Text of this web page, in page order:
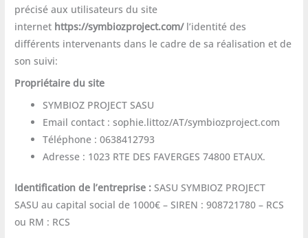
précisé aux utilisateurs du site
internet https://symbiozproject.com/l’identité des
différents intervenants dans le cadre de sa réalisation et de
son suivi:
Propriétaire du site
SYMBIOZ PROJECT SASU
Email contact : sophie.littoz/AT/symbiozproject.com
Téléphone : 0638412793
Adresse : 1023 RTE DES FAVERGES 74800 ETAUX.
Identification de l’entreprise : SASU SYMBIOZ PROJECT
SASU au capital social de 1000€ – SIREN : 908721780 – RCS
ou RM : RCS